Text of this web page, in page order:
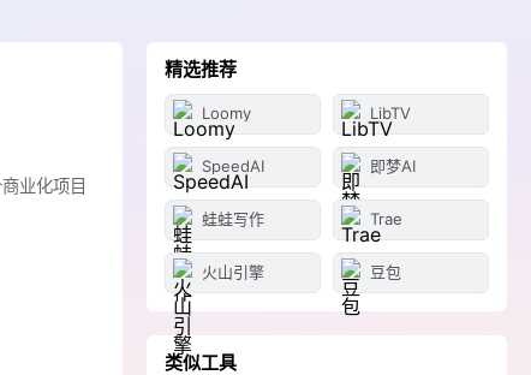
业化项目
精选推荐
Loomy LibTV
SpeedAI 即梦AI
蛙蛙写作 Trae
火山引擎 豆包
类似工具